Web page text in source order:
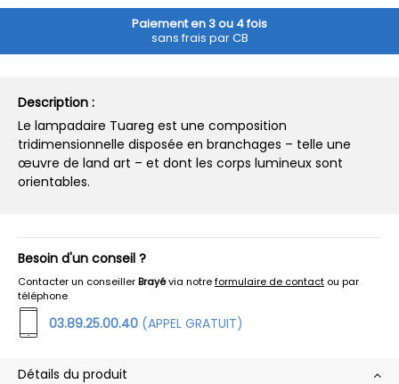
Paiement en 3 ou 4 fois
sans frais par CB
Description :
Le lampadaire Tuareg est une composition
tridimensionnelle disposée en branchages – telle une
œuvre de land art – et dont les corps lumineux sont
orientables.
Besoin d'un conseil ?
Contacter un conseillerBrayévia notreformulaire de contact ou par
téléphone
03.89.25.00.40 (APPEL GRATUIT)
Détails du produit